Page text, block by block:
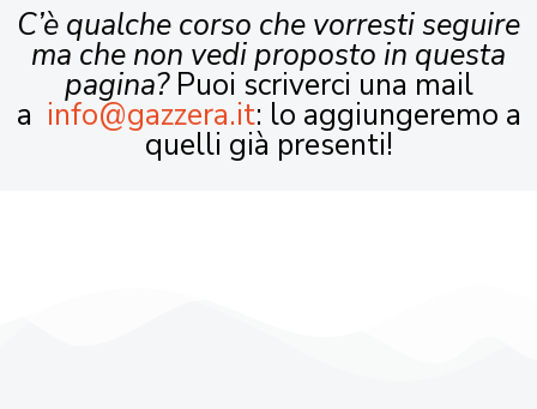
C’è qualche corso che vorresti seguire
ma che non vedi proposto in questa
pagina?Puoi scriverci una mail
a info@gazzera.it: lo aggiungeremo a
quelli già presenti!